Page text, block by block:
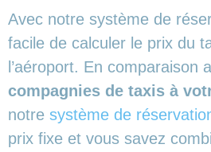
Avec notre système de
facile de calculer le prix du
l’aéroport. En comparaison
compagnies de taxis à
notre système de
prix fixe et vous savez